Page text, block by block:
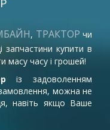
, ТРАКТОР чи
запчастини купити в
масу часу і грошей!
із задоволенням
можна не
навіть якщо Ваше